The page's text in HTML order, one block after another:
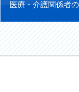
医療・介護関係者